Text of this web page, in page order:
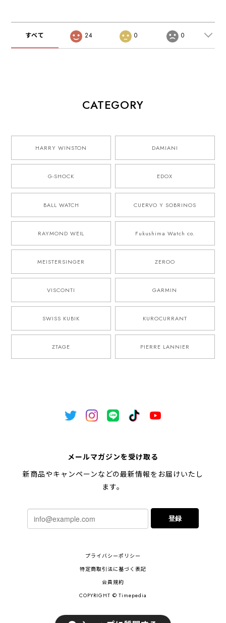
すべて 24 0 0
CATEGORY
HARRY WINSTON DAMIANI
G-SHOCK EDOX
BALL WATCH CUERVO Y SOBRINOS
RAYMOND WEIL Fukushima Watch co.
MEISTERSINGER ZEROO
VISCONTI GARMIN
SWISS KUBIK KUROCURRANT
ZTAGE PIERRE LANNIER
メールマガジンを受け取る
新商品やキャンペーンなどの最新情報をお届けいたし
ます。
登録
プライバシーポリシー
特定商取引法に基づく表記
会員規約
COPYRIGHT © Timepedia